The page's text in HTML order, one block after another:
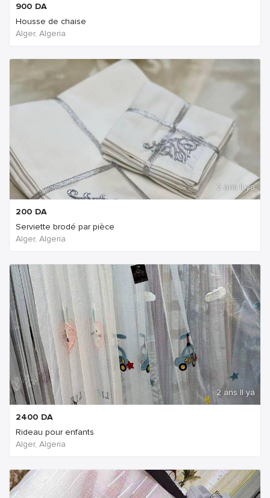
900 DA
Housse de chaise
Alger, Algeria
2 ans Il ya
200 DA
Serviette brodé par pièce
Alger, Algeria
2 ans Il ya
2400 DA
Rideau pour enfants
Alger, Algeria